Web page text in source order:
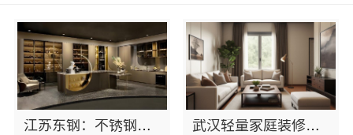
江苏东钢：不锈钢浴室柜厂家江浙沪加盟咨询 武汉轻量家庭装修新房，本地快装（湖北）科技有限公司模块化快装高效交付